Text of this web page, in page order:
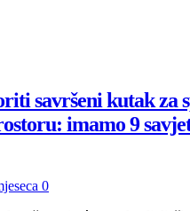
savršeni kutak za
imamo 9
0